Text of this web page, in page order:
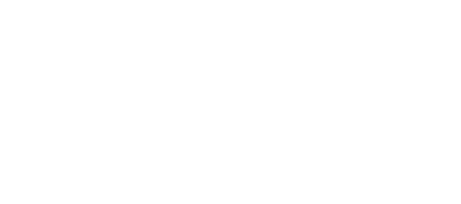
června do září). Koupelna se sprchou.